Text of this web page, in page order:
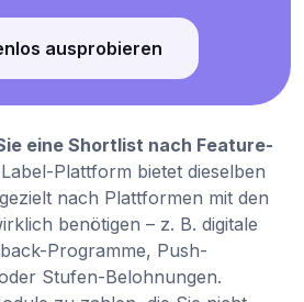
ausprobieren
eine Shortlist nach Feature-
Plattform bietet dieselben
nach Plattformen mit den
benötigen – z. B. digitale
Programme, Push-
Stufen-Belohnungen.